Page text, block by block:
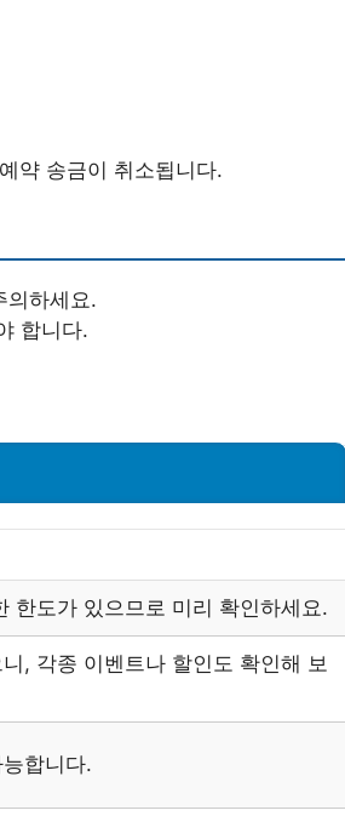
약 송금이 취소됩니다.
의하세요.
합니다.
한도가 있으므로 미리 확인하세요.
, 각종 이벤트나 할인도 확인해 보
합니다.